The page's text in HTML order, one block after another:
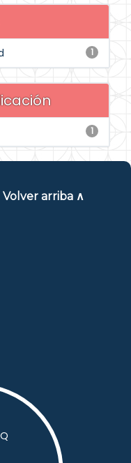
1
1
Volver arriba ∧